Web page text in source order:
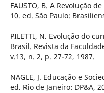
FAUSTO, B. A Revolução
10. ed. São Paulo:
PILETTI, N. Evolução do
Brasil. Revista da
v.13, n. 2, p. 27-72, 1987.
NAGLE, J. Educação e
ed. Rio de Janeiro: DP&A,